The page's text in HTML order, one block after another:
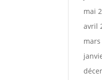
mai
avril